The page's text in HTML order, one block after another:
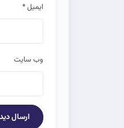
ایمیل*
وب‌ سایت